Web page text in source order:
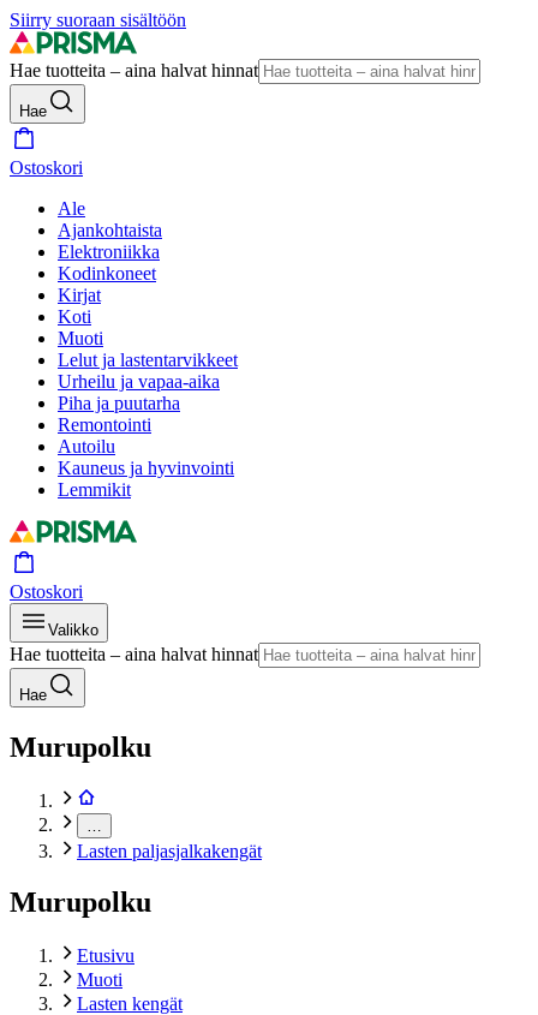
Siirry suoraan sisältöön
Hae tuotteita – aina halvat hinnat
Hae
Ostoskori
Ale
Ajankohtaista
Elektroniikka
Kodinkoneet
Kirjat
Koti
Muoti
Lelut ja lastentarvikkeet
Urheilu ja vapaa-aika
Piha ja puutarha
Remontointi
Autoilu
Kauneus ja hyvinvointi
Lemmikit
Ostoskori
Valikko
Hae tuotteita – aina halvat hinnat
Hae
Murupolku
Lasten paljasjalkakengät
Murupolku
Etusivu
Muoti
Lasten kengät